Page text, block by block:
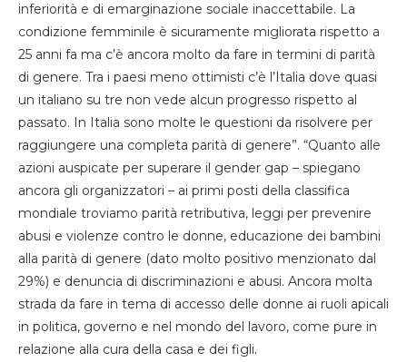
inferiorità e di emarginazione sociale inaccettabile. La
condizione femminile è sicuramente migliorata rispetto a
25 anni fa ma c’è ancora molto da fare in termini di parità
di genere. Tra i paesi meno ottimisti c’è l’Italia dove quasi
un italiano su tre non vede alcun progresso rispetto al
passato. In Italia sono molte le questioni da risolvere per
raggiungere una completa parità di genere”. “Quanto alle
azioni auspicate per superare il gender gap – spiegano
ancora gli organizzatori – ai primi posti della classifica
mondiale troviamo parità retributiva, leggi per prevenire
abusi e violenze contro le donne, educazione dei bambini
alla parità di genere (dato molto positivo menzionato dal
29%) e denuncia di discriminazioni e abusi. Ancora molta
strada da fare in tema di accesso delle donne ai ruoli apicali
in politica, governo e nel mondo del lavoro, come pure in
relazione alla cura della casa e dei figli.